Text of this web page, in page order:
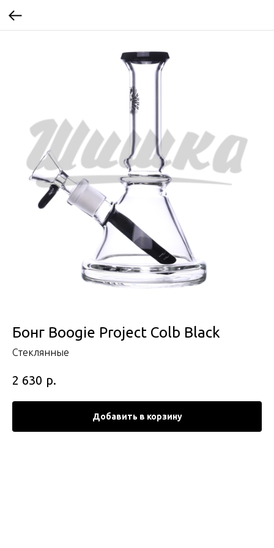
Бонг Boogie Project Colb Black
Стеклянные
2 630 р.
Добавить в корзину